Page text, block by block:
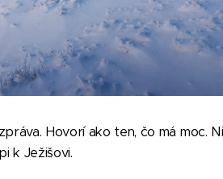
Hovorí ako ten, čo má moc.
k Ježišovi.